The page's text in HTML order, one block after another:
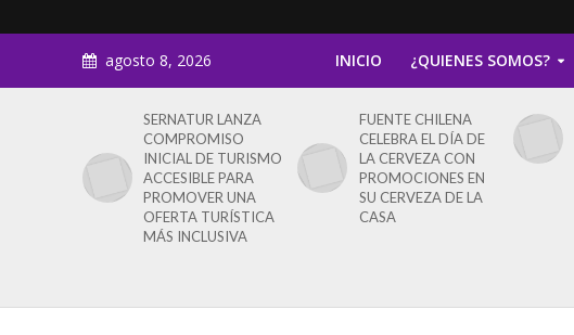
agosto 8, 2026 INICIO ¿QUIENES SOMOS?
SERNATUR LANZA
COMPROMISO
INICIAL DE TURISMO
ACCESIBLE PARA
PROMOVER UNA
OFERTA TURÍSTICA
MÁS INCLUSIVA
FUENTE CHILENA
CELEBRA EL DÍA DE
LA CERVEZA CON
PROMOCIONES EN
SU CERVEZA DE LA
CASA